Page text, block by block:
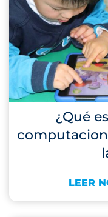
¿Qué
LEER